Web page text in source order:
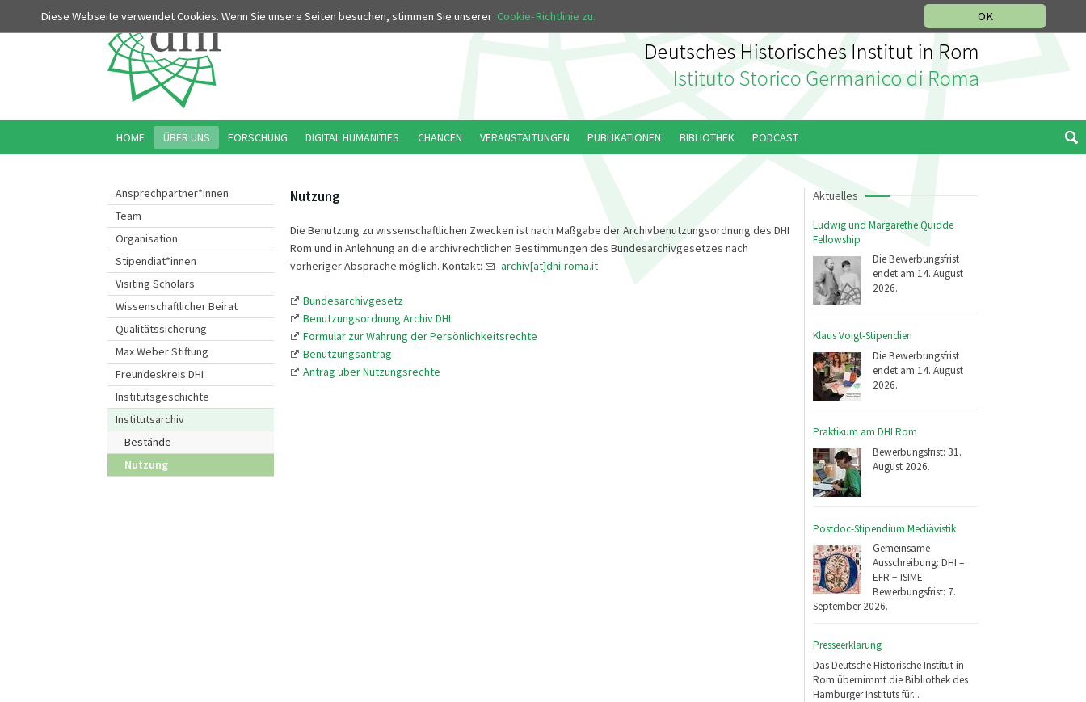
OK
Diese Webseite verwendet Cookies. Wenn Sie unsere Seiten besuchen, stimmen Sie unserer Cookie-Richtlinie zu.
Ansprechpartner*innen
Team
Organisation
Stipendiat*innen
Visiting Scholars
Wissenschaftlicher Beirat
Qualitätssicherung
Max Weber Stiftung
Freundeskreis DHI
Institutsgeschichte
Institutsarchiv
Bestände
Nutzung
Aktuelles
Ludwig und Margarethe Quidde
Fellowship
Die Bewerbungsfrist
endet am 14. August
2026.
Klaus Voigt-Stipendien
Die Bewerbungsfrist
endet am 14. August
2026.
Praktikum am DHI Rom
Bewerbungsfrist: 31.
August 2026.
Postdoc-Stipendium Mediävistik
Gemeinsame
Ausschreibung: DHI –
EFR − ISIME.
Bewerbungsfrist: 7.
September 2026.
Presseerklärung
Das Deutsche Historische Institut in
Rom übernimmt die Bibliothek des
Hamburger Instituts für...
Nutzung
Die Benutzung zu wissenschaftlichen Zwecken ist nach Maßgabe der Archivbenutzungsordnung des DHI
Rom und in Anlehnung an die archivrechtlichen Bestimmungen des Bundesarchivgesetzes nach
vorheriger Absprache möglich. Kontakt:
archiv[at]dhi-roma.it
Bundesarchivgesetz
Benutzungsordnung Archiv DHI
Formular zur Wahrung der Persönlichkeitsrechte
Benutzungsantrag
Antrag über Nutzungsrechte
HOME ÜBER UNS FORSCHUNG DIGITAL HUMANITIES CHANCEN VERANSTALTUNGEN PUBLIKATIONEN BIBLIOTHEK PODCAST